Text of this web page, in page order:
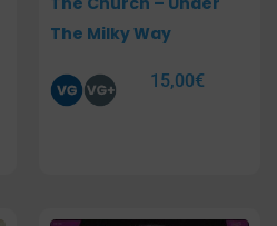
The Milky Way
15,00€